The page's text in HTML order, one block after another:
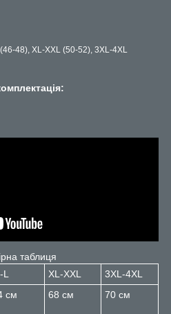
48), XL-XXL (50-52), 3XL-4XL
таблиця
XL-XXL
3XL-4XL
см 68 см 70 см